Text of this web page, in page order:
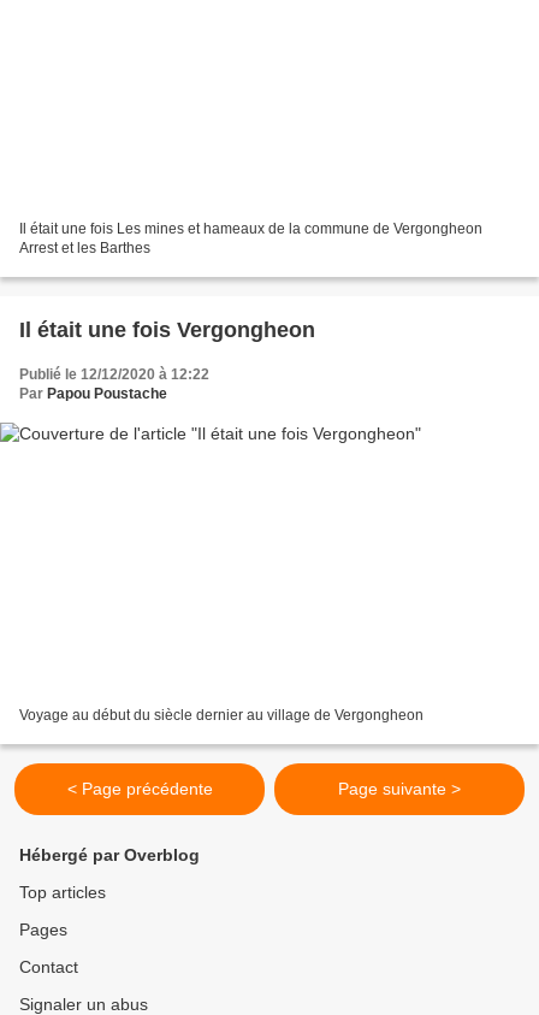
Il était une fois Les mines et hameaux de la commune de Vergongheon
Arrest et les Barthes
Il était une fois Vergongheon
Publié le 12/12/2020 à 12:22
Par Papou Poustache
Voyage au début du siècle dernier au village de Vergongheon
< Page précédente Page suivante >
Hébergé par Overblog
Top articles
Pages
Contact
Signaler un abus